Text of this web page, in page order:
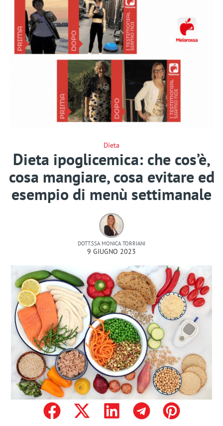
Dieta
Dieta ipoglicemica: che cos’è,
cosa mangiare, cosa evitare ed
esempio di menù settimanale
DOTT.SSA MONICA TORRIANI
9 GIUGNO 2023